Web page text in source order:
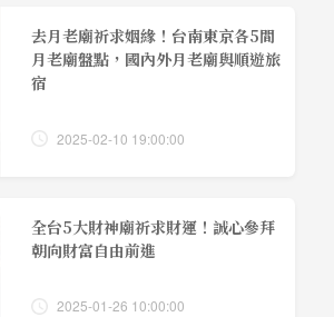
去月老廟祈求姻緣！台南東京各5間
月老廟盤點，國內外月老廟與順遊旅
宿
2025-02-10 19:00:00
全台5大財神廟祈求財運！誠心參拜
朝向財富自由前進
2025-01-26 10:00:00